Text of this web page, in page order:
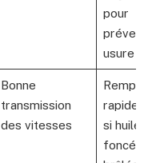
pour
prévenir
usure
Bonne
transmission
des vitesses
si huile
foncée